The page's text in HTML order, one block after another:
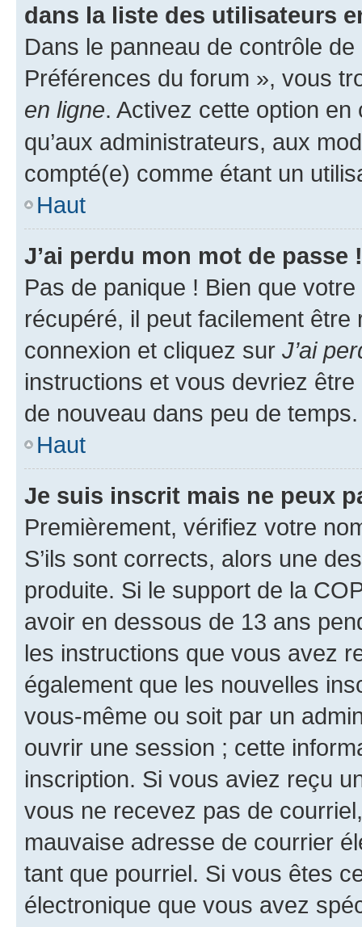
dans la liste des utilisateurs
Dans le panneau de contrôle
Préférences du forum », vous
en ligne. Activez cette option
qu’aux administrateurs, aux
compté(e) comme étant un
Haut
J’ai perdu mon mot de passe !
Pas de panique ! Bien que
récupéré, il peut facilement
connexion et cliquez sur J’ai
instructions et vous devriez
de nouveau dans peu de temps.
Haut
Je suis inscrit mais ne peux
Premièrement, vérifiez votre
S’ils sont corrects, alors une
produite. Si le support de la
avoir en dessous de 13 ans
les instructions que vous avez
également que les nouvelles
vous-même ou soit par un
ouvrir une session ; cette
inscription. Si vous aviez reçu
vous ne recevez pas de
mauvaise adresse de courrier
tant que pourriel. Si vous êtes
électronique que vous avez